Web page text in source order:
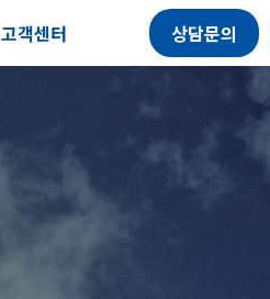
고객센터
고객후기
상담문의